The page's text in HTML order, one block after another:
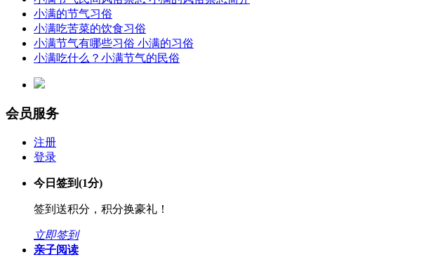
小满的节气习俗
小满吃苦菜的饮食习俗
小满节气有哪些习俗 小满的习俗
小满吃什么？小满节气的民俗
会员服务
注册
登录
今日签到(1分)
签到送积分，积分换豪礼！
立即签到
亲子阅读